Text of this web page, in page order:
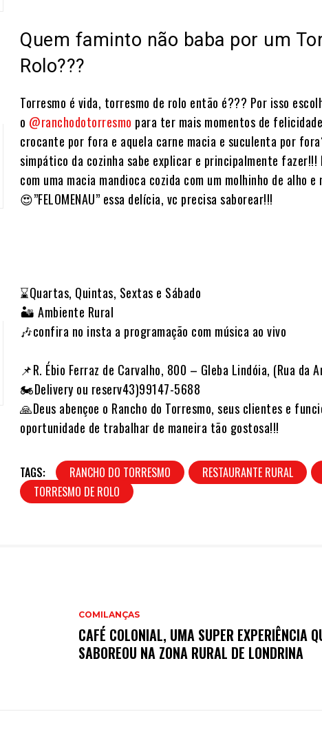
Quem faminto não baba por um
Rolo???
Torresmo é vida, torresmo de rolo então é??? Por isso
o @ranchodotorresmo para ter mais momentos de
crocante por fora e aquela carne macia e suculenta por
simpático da cozinha sabe explicar e principalmente fazer!!!
com uma macia mandioca cozida com um molhinho de alho e
😍”FELOMENAU” essa delícia, vc precisa saborear!!!⠀
⌛Quartas, Quintas, Sextas e Sábado⠀
🏜 Ambiente Rural ⠀
🎶confira no insta a programação com música ao vivo⠀
📌R. Ébio Ferraz de Carvalho, 800 – Gleba Lindóia, (Rua da
🏍Delivery ou reserv43)99147-5688⠀
🙏Deus abençoe o Rancho do Torresmo, seus clientes e
oportunidade de trabalhar de maneira tão gostosa!!!⠀
TAGS: RANCHO DO TORRESMO RESTAURANTE RURAL
TORRESMO DE ROLO
COMILANÇAS
CAFÉ COLONIAL, UMA SUPER EXPERIÊNCIA
SABOREOU NA ZONA RURAL DE LONDRINA